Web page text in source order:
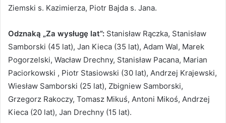
Ziemski s. Kazimierza, Piotr Bajda s. Jana.
Odznaką „Za wysługę lat”: Stanisław Rączka, Stanisław
Samborski (45 lat), Jan Kieca (35 lat), Adam Wal, Marek
Pogorzelski, Wacław Drechny, Stanisław Pacana, Marian
Paciorkowski , Piotr Stasiowski (30 lat), Andrzej Krajewski,
Wiesław Samborski (25 lat), Zbigniew Samborski,
Grzegorz Rakoczy, Tomasz Mikuś, Antoni Mikoś, Andrzej
Kieca (20 lat), Jan Drechny (15 lat).